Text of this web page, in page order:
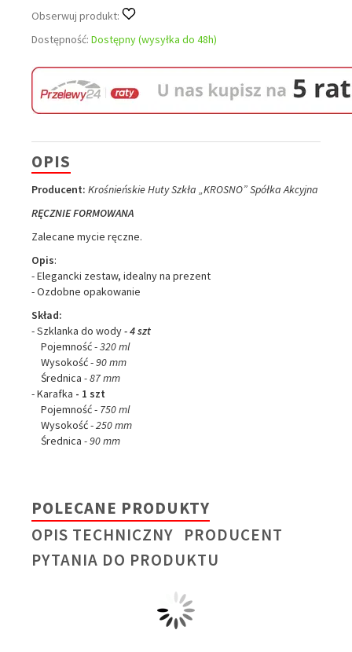
Obserwuj produkt:
Dostępność: Dostępny (wysyłka do 48h)
OPIS
Producent: Krośnieńskie Huty Szkła „KROSNO” Spółka Akcyjna
RĘCZNIE FORMOWANA
Zalecane mycie ręczne.
Opis:
- Elegancki zestaw, idealny na prezent
- Ozdobne opakowanie
Skład:
- Szklanka do wody- 4 szt
Pojemność -320 ml
Wysokość -90 mm
Średnica - 87mm
- Karafka - 1 szt
Pojemność - 750 ml
Wysokość -250 mm
Średnica -90 mm
POLECANE PRODUKTY
OPIS TECHNICZNY PRODUCENT
PYTANIA DO PRODUKTU